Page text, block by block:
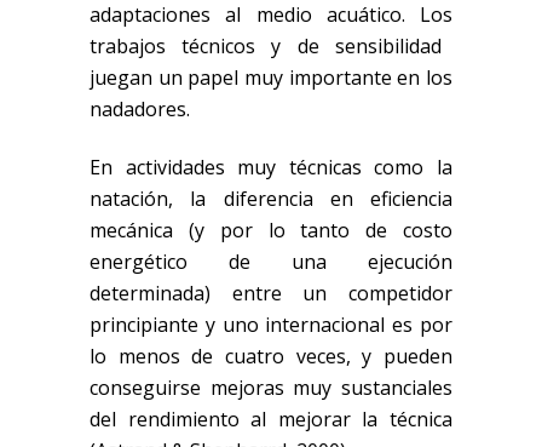
adaptacionesal medio acuático. Los
trabajostécnicos y de sensibilidad
juegan un papel muy importante en los
nadadores.
En actividades muy técnicas como la
natación, la diferencia en eficiencia
mecánica (y por lo tanto de costo
energético de una ejecución
determinada) entre un competidor
principiante y uno internacional es por
lo menos de cuatro veces, y pueden
conseguirse mejoras muy sustanciales
del rendimiento al mejorar la técnica